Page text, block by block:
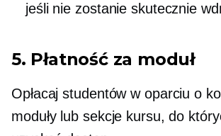
jeśli nie zostanie skutecznie
5. Płatność za moduł
Opłacaj studentów w oparciu o
moduły lub sekcje kursu, do